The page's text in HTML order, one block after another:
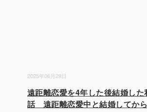
2025年06月29日
遠距離恋愛を4年した後結婚した
話 遠距離恋愛中と結婚してか